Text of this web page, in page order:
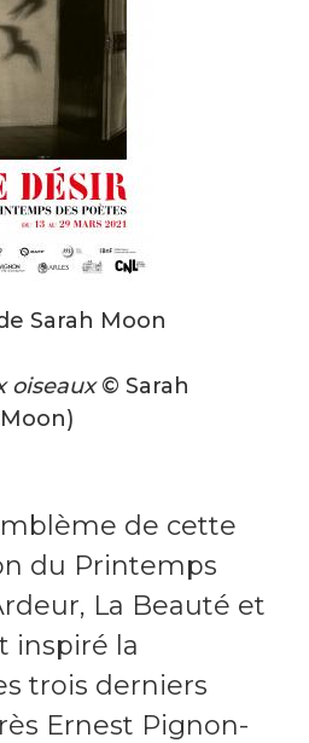
de cette
du Printemps
La Beauté et
inspiré la
trois derniers
Ernest Pignon-
Sarah Moon
oiseaux© Sarah
Moon)